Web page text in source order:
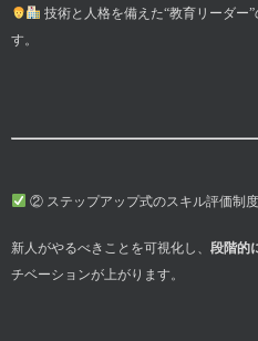
技術と人格を備えた“教育リーダー
す。
② ステップアップ式のスキル評価制
新人がやるべきことを可視化し、 段階的
チベーションが上がります。